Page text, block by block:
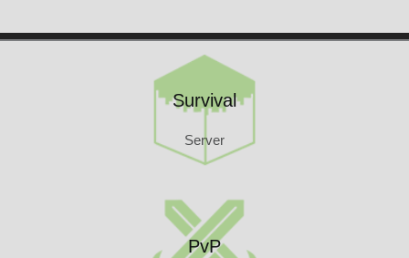
Survival
Server
Survival
PvP
Server